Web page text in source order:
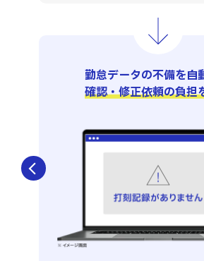
Previous
勤怠データの不備を自動通知
確認・修正依頼の負担を軽減